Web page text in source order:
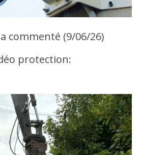
commenté (9/06/26)
protection: